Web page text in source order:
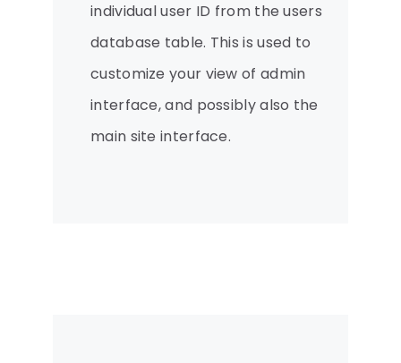
individual user ID from the users
database table. This is used to
customize your view of admin
interface, and possibly also the
main site interface.